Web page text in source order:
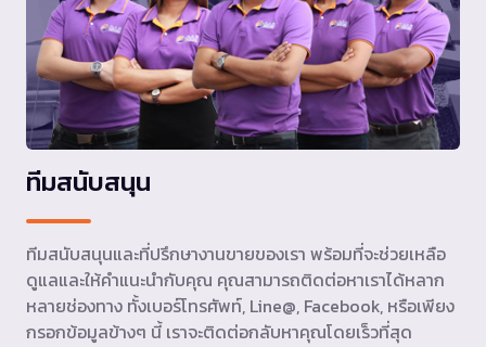
ทีมสนับสนุน
ทีมสนับสนุนและที่ปรึกษางานขายของเรา พร้อมที่จะช่วยเหลือ
ดูแลและให้คำแนะนำกับคุณ คุณสามารถติดต่อหาเราได้หลาก
หลายช่องทาง ทั้งเบอร์โทรศัพท์, Line@, Facebook, หรือเพียง
กรอกข้อมูลข้างๆ นี้ เราจะติดต่อกลับหาคุณโดยเร็วที่สุด